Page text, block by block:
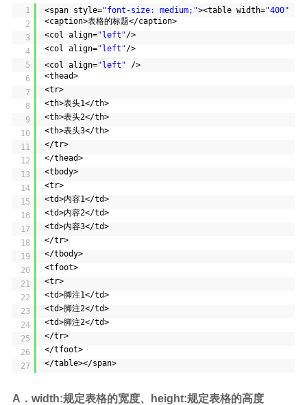
1
2
3
4
5
6
7
8
9
10
11
12
13
14
15
16
17
18
19
20
21
22
23
24
25
26
27
<span style="font-size: medium;"><table width="400"
<caption>表格的标题</caption>
<col align="left"/>
<col align="left"/>
<col align="left"
/>
<thead>
<tr>
<th>表头1</th>
<th>表头2</th>
<th>表头3</th>
</tr>
</thead>
<tbody>
<tr>
<td>内容1</td>
<td>内容2</td>
<td>内容3</td>
</tr>
</tbody>
<tfoot>
<tr>
<td>脚注1</td>
<td>脚注2</td>
<td>脚注2</td>
</tr>
</tfoot>
</table></span>
A．width:规定表格的宽度、height:规定表格的高度